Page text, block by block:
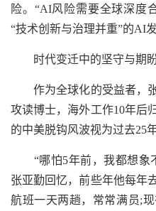
险。“AI风险需要全球深度
“技术创新与治理并重”的AI
时代变迁中的坚守与期
作为全球化的受益者，张
攻读博士，海外工作10年后
的中美脱钩风波视为过去25
“哪怕5年前，我都想象
张亚勤回忆，前些年他每年
航班一天两趟，常常满员;